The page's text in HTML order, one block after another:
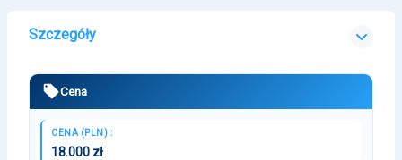
Szczegóły
Cena
CENA (PLN) :
18.000 zł